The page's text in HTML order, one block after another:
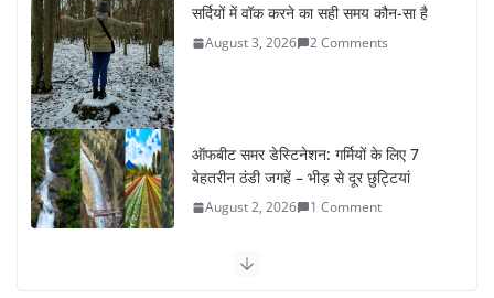
सर्दियों में वॉक करने का सही समय कौन-सा है
August 3, 2026 2 Comments
ऑफबीट समर डेस्टिनेशन: गर्मियों के लिए 7
बेहतरीन ठंडी जगहें – भीड़ से दूर छुट्टियां
August 2, 2026 1 Comment
कश्मीर यात्रा गाइड: प्राकृतिक सुंदरता और